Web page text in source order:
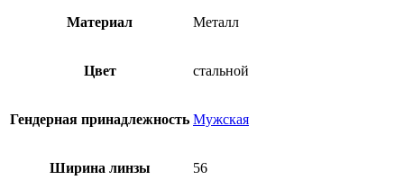
Материал Металл
Цвет стальной
Гендерная принадлежность Мужская
Ширина линзы 56